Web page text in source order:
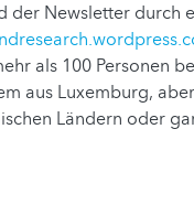
der Newsletter durch
als 100 Personen
aus Luxemburg,
Ländern oder